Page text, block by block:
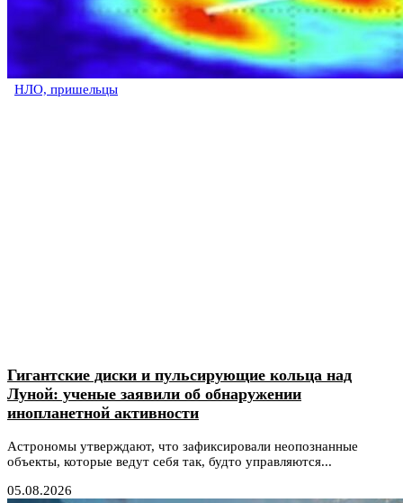
НЛО, пришельцы
Гигантские диски и пульсирующие кольца над
Луной: ученые заявили об обнаружении
инопланетной активности
Астрономы утверждают, что зафиксировали неопознанные
объекты, которые ведут себя так, будто управляются...
05.08.2026